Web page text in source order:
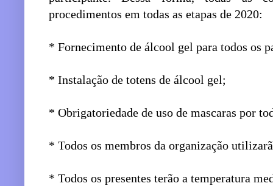
procedimentos em todas as etapas de 2020:
* Fornecimento de álcool gel para todos os
* Instalação de totens de álcool gel;
* Obrigatoriedade de uso de mascaras por
* Todos os membros da organização
* Todos os presentes terão a temperatura